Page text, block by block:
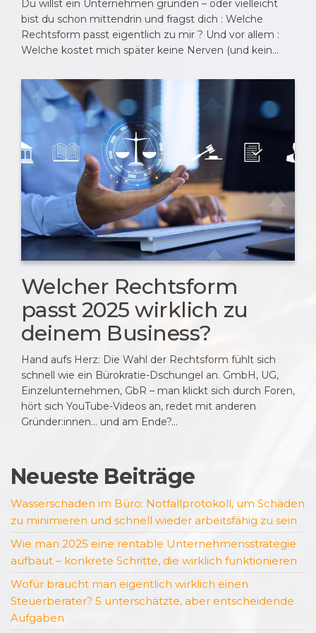
Du willst ein Unternehmen gründen – oder vielleicht
bist du schon mittendrin und fragst dich : Welche
Rechtsform passt eigentlich zu mir ? Und vor allem :
Welche kostet mich später keine Nerven (und kein…
Welcher Rechtsform
passt 2025 wirklich zu
deinem Business?
Hand aufs Herz: Die Wahl der Rechtsform fühlt sich
schnell wie ein Bürokratie-Dschungel an. GmbH, UG,
Einzelunternehmen, GbR – man klickt sich durch Foren,
hört sich YouTube-Videos an, redet mit anderen
Gründer:innen… und am Ende?…
Neueste Beiträge
Wasserschaden im Büro: Notfallprotokoll, um Schäden
zu minimieren und schnell wieder arbeitsfähig zu sein
Wie man 2025 eine rentable Unternehmensstrategie
aufbaut – konkrete Schritte, die wirklich funktionieren
Wofür braucht man eigentlich wirklich einen
Steuerberater? 5 unterschätzte, aber entscheidende
Aufgaben